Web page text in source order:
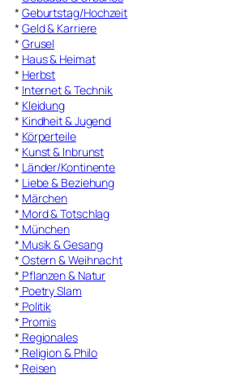
* Geburtstag/Hochzeit
* Geld & Karriere
* Grusel
* Haus & Heimat
* Herbst
* Internet & Technik
* Kleidung
* Kindheit & Jugend
* Körperteile
* Kunst & Inbrunst
* Länder/Kontinente
* Liebe & Beziehung
* Märchen
* Mord & Totschlag
* München
* Musik & Gesang
* Ostern & Weihnacht
* Pflanzen & Natur
* Poetry Slam
* Politik
* Promis
* Regionales
* Religion & Philo
* Reisen